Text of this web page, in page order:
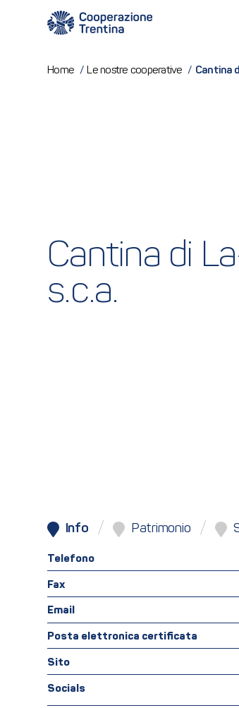
Home / Le nostre cooperative / Cantina
Cantina di
s.c.a.
Info Patrimonio
Telefono
Fax
Email
Posta elettronica certificata
Sito
Socials